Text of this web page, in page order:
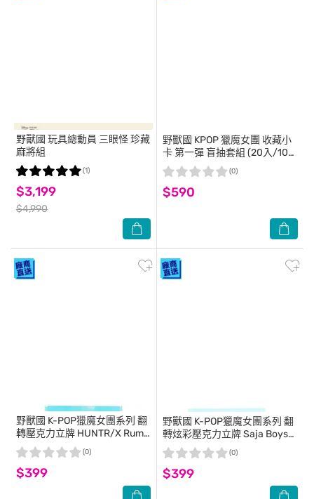
野獸國 玩具總動員 三眼怪 珍藏
麻將組
$3,199
$4,990
(1)
野獸國 KPOP 獵魔女團 收藏小
卡 第一彈 盲抽套組 (20入/10
包)
$590
(0)
野獸國 K-POP獵魔女團系列 翻
轉壓克力立牌 HUNTR/X Rumi
款
$399
(0)
野獸國 K-POP獵魔女團系列 翻
轉炫彩壓克力立牌 Saja Boys
Baby款
$399
(0)